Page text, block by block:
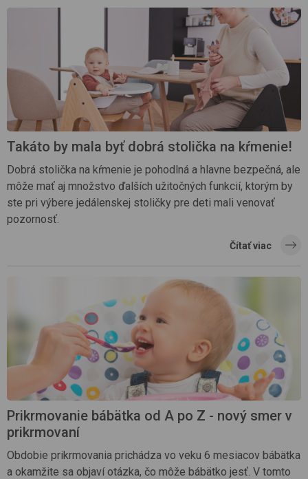
Takáto by mala byť dobrá stolička na kŕmenie!
Dobrá stolička na kŕmenie je pohodlná a hlavne bezpečná, ale
môže mať aj množstvo ďalších užitočných funkcií, ktorým by
ste pri výbere jedálenskej stoličky pre deti mali venovať
pozornosť.
Čítať viac
Prikrmovanie bábätka od A po Z - nový smer v
prikrmovaní
Obdobie prikrmovania prichádza vo veku 6 mesiacov bábätka
a okamžite sa objaví otázka, čo môže bábätko jesť. V tomto